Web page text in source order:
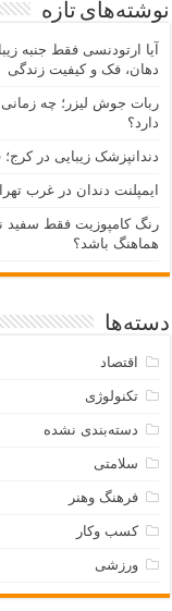
نوشته‌های تازه
آیا ارتودنسی فقط جنبه
دهان، فک و کیفیت زندگی
ربات جوش لیزر؛ چه
دارد؟
دندانپزشک زیبایی در کرج؛
ایمپلنت دندان در غرب
رنگ کامپوزیت فقط سفید
هماهنگ باشد؟
دسته‌ها
اقتصاد
تکنولوژی
دسته‌بندی نشده
سلامتی
فرهنگ وهنر
کسب وکار
ورزشی